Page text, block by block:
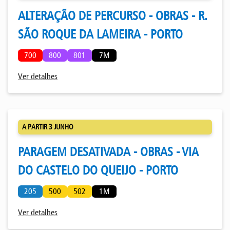
ALTERAÇÃO DE PERCURSO - OBRAS - R.
SÃO ROQUE DA LAMEIRA - PORTO
700 800 801 7M
Ver detalhes
A PARTIR 3 JUNHO
PARAGEM DESATIVADA - OBRAS - VIA
DO CASTELO DO QUEIJO - PORTO
205 500 502 1M
Ver detalhes